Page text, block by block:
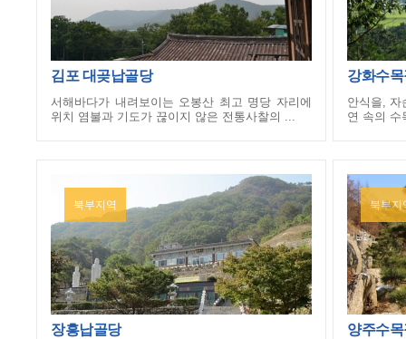
김포 대곶납골당
서해바다가 내려보이는 오봉산 최고 명당 자리에
위치 염불과 기도가 끊이지 않은 전통사찰의 ...
북부지역
장흥납골당
강화수목
안식을, 자
연 속의 수
북부지
양주수목